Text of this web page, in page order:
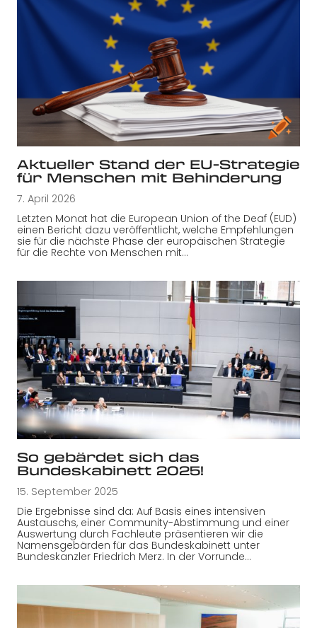
Aktueller Stand der EU-Strategie
für Menschen mit Behinderung
7. April 2026
Letzten Monat hat die European Union of the Deaf (EUD)
einen Bericht dazu veröffentlicht, welche Empfehlungen
sie für die nächste Phase der europäischen Strategie
für die Rechte von Menschen mit…
So gebärdet sich das
Bundeskabinett 2025!
15. September 2025
Die Ergebnisse sind da: Auf Basis eines intensiven
Austauschs, einer Community-Abstimmung und einer
Auswertung durch Fachleute präsentieren wir die
Namensgebärden für das Bundeskabinett unter
Bundeskanzler Friedrich Merz. In der Vorrunde…